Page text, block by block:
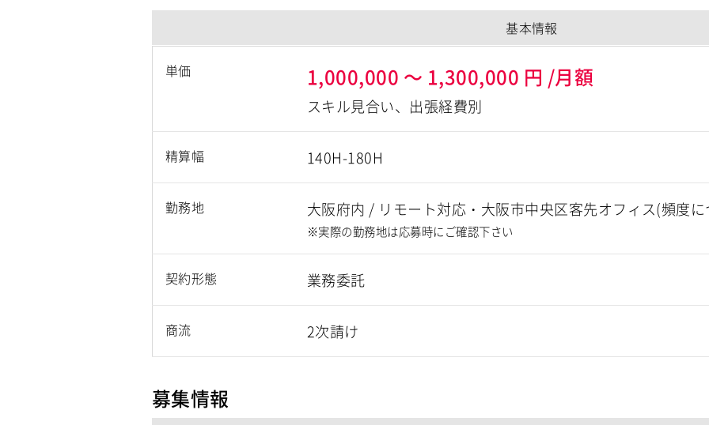
基本情報
単価 1,000,000 ～ 1,300,000 円 /月額
スキル見合い、出張経費別
精算幅 140H-180H
勤務地 大阪府内 / リモート対応・大阪市中央区客先オフィス(頻度
※実際の勤務地は応募時にご確認下さい
契約形態 業務委託
商流 2次請け
募集情報